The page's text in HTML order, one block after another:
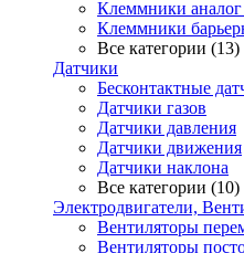
Клеммники
Клеммники
Все категории (13)
Датчики
Бесконтактные
Датчики газов
Датчики давления
Датчики движения
Датчики наклона
Все категории (10)
Электродвигатели,
Вентиляторы
Вентиляторы